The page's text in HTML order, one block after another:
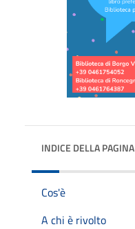
INDICE DELLA PAGINA
Cos'è
A chi è rivolto